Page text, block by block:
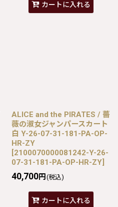
カートに入れる
ALICE and the PIRATES / 薔
薇の淑女ジャンパースカート
白 Y-26-07-31-181-PA-OP-
HR-ZY
[2100070000081242-Y-26-
07-31-181-PA-OP-HR-ZY]
40,700円 (税込)
カートに入れる